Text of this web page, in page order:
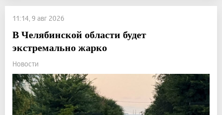
11:14, 9 авг 2026
В Челябинской области будет
экстремально жарко
Новости